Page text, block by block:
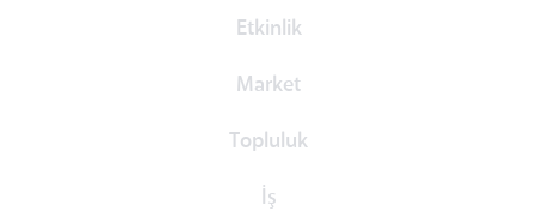
Etkinlik
Market
Topluluk
İş